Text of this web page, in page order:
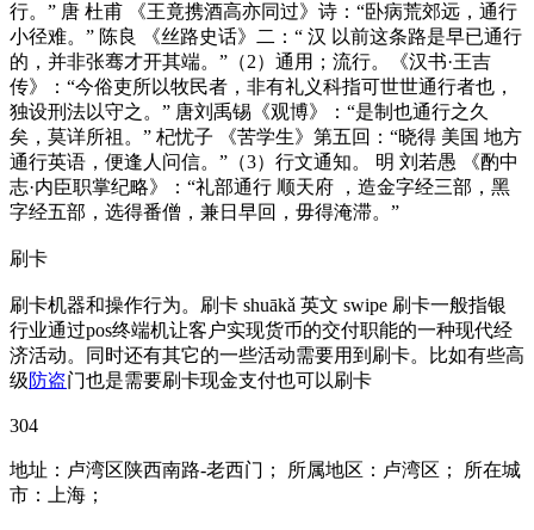
行。” 唐 杜甫 《王竟携酒高亦同过》诗：“卧病荒郊远，通行
小径难。” 陈良 《丝路史话》二：“ 汉 以前这条路是早已通行
的，并非张骞才开其端。”（2）通用；流行。《汉书·王吉
传》：“今俗吏所以牧民者，非有礼义科指可世世通行者也，
独设刑法以守之。” 唐刘禹锡《观博》：“是制也通行之久
矣，莫详所祖。” 杞忧子 《苦学生》第五回：“晓得 美国 地方
通行英语，便逢人问信。”（3）行文通知。 明 刘若愚 《酌中
志·内臣职掌纪略》：“礼部通行 顺天府 ，造金字经三部，黑
字经五部，选得番僧，兼日早回，毋得淹滞。”
刷卡
刷卡机器和操作行为。刷卡 shuākǎ 英文 swipe 刷卡一般指银
行业通过pos终端机让客户实现货币的交付职能的一种现代经
济活动。同时还有其它的一些活动需要用到刷卡。比如有些高
级防盗门也是需要刷卡现金支付也可以刷卡
304
地址：卢湾区陕西南路-老西门； 所属地区：卢湾区； 所在城
市：上海；